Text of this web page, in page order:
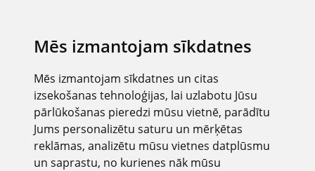
Mēs izmantojam sīkdatnes
Mēs izmantojam sīkdatnes un citas
izsekošanas tehnoloģijas, lai uzlabotu Jūsu
pārlūkošanas pieredzi mūsu vietnē, parādītu
Jums personalizētu saturu un mērķētas
reklāmas, analizētu mūsu vietnes datplūsmu
un saprastu, no kurienes nāk mūsu